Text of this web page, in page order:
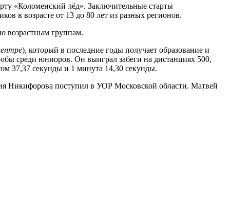
«Коломенский лёд». Заключительные старты
в возрасте от 13 до 80 лет из разных регионов.
возрастным группам.
), который в последние годы получает образование и
среди юниоров. Он выиграл забеги на дистанциях 500,
37,37 секунды и 1 минута 14,30 секунды.
Никифорова поступил в УОР Московской области. Матвей